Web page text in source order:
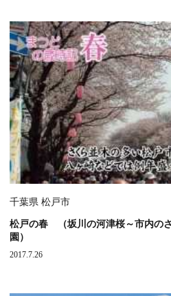
千葉県 松戸市
松戸の春 （坂川の河津桜～市内の
園）
2017.7.26